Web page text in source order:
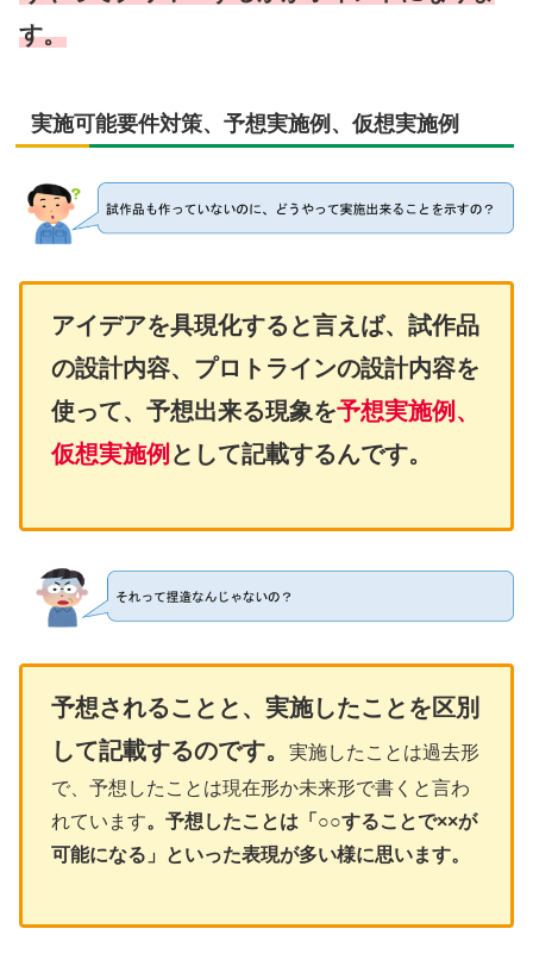
す。
実施可能要件対策、予想実施例、仮想実施例
アイデアを具現化すると言えば、試作品
の設計内容、プロトラインの設計内容を
使って、予想出来る現象を予想実施例、
仮想実施例 として記載するんです。
予想されることと、実施したことを区別
して記載するのです。
実施したことは過去形
で、予想したことは現在形か未来形で書くと言わ
れています。予想したことは「○○することで××が
可能になる」といった表現が多い様に思います。